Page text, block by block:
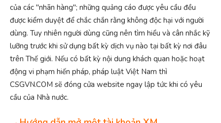
của các "nhãn hàng"; những quảng cáo được yêu cầu đều
được kiểm duyệt để chắc chắn rằng không độc hại với người
dùng. Tuy nhiên người dùng cũng nên tìm hiểu và cân nhắc kỹ
lưỡng trước khi sử dụng bất kỳ dịch vụ nào tại bất kỳ nơi đâu
trên Thế giới. Nếu có bất kỳ nội dung khách quan hoặc hoạt
động vi phạm hiến pháp, pháp luật Việt Nam thì
CSGVN.COM sẽ đóng cửa website ngay lập tức khi có yêu
cầu của Nhà nước.